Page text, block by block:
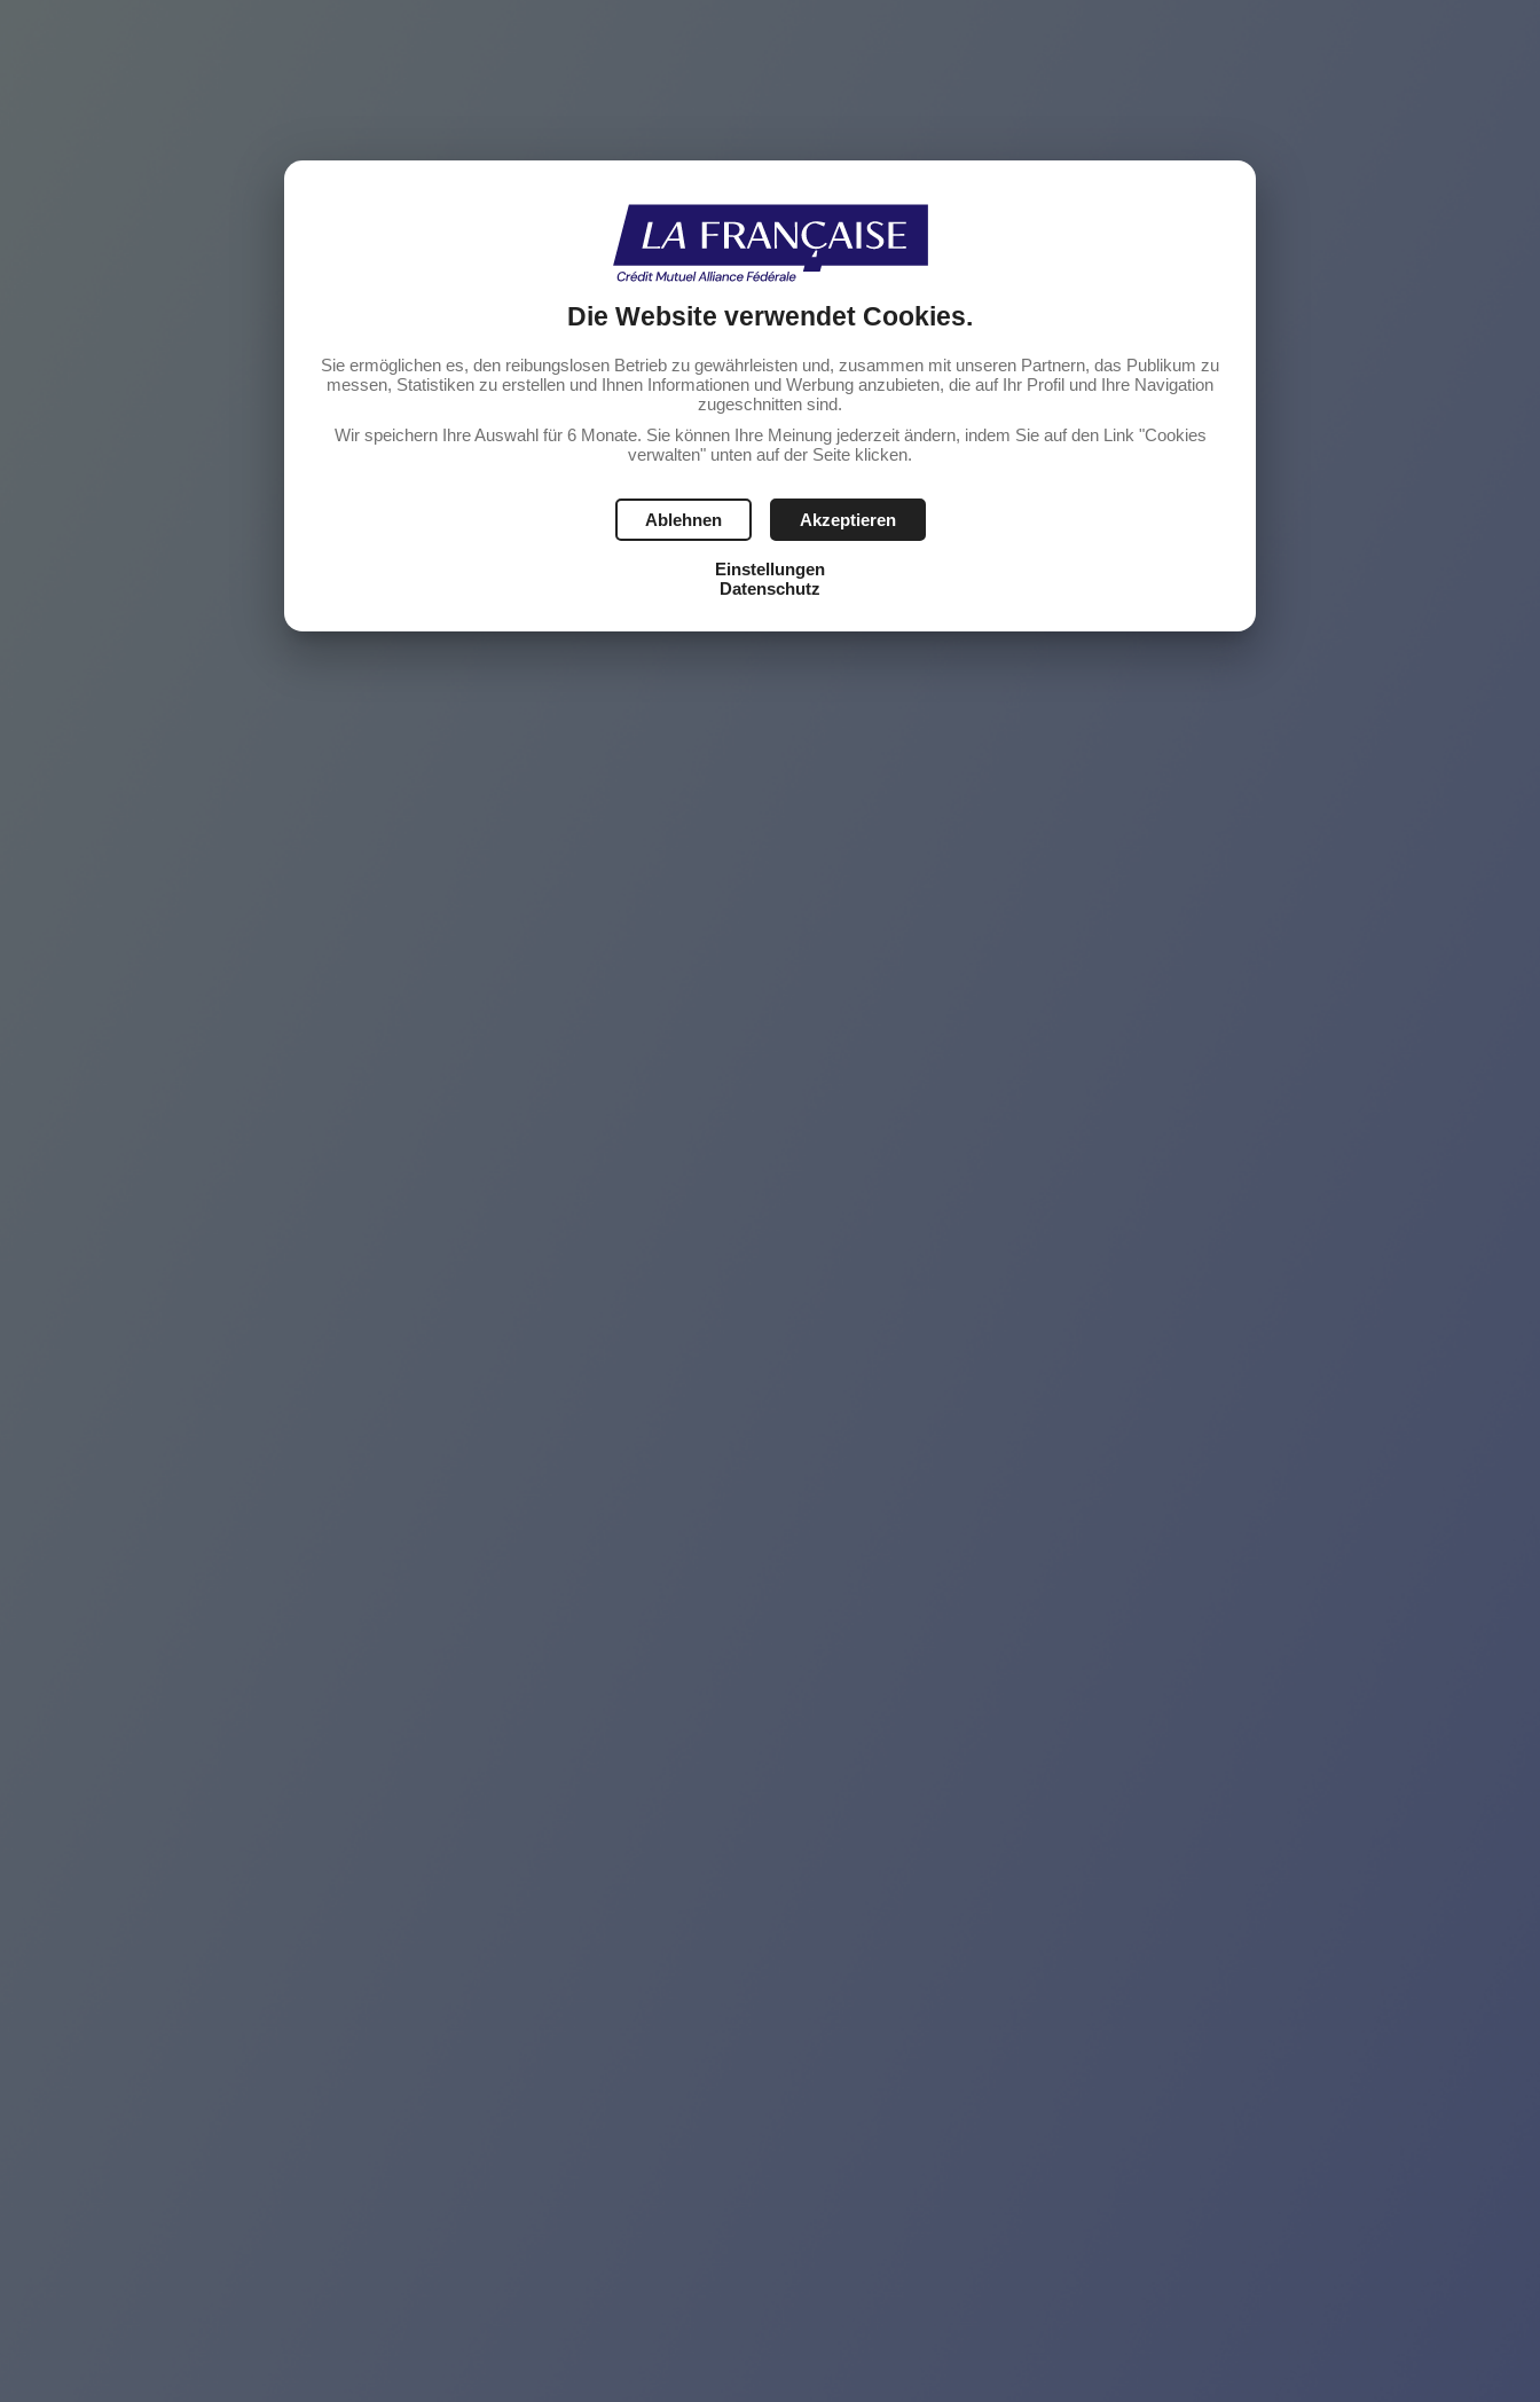
Die Website verwendet Cookies.
Sie ermöglichen es, den reibungslosen Betrieb zu gewährleisten und, zusammen mit unseren Partnern, das Publikum zu
messen, Statistiken zu erstellen und Ihnen Informationen und Werbung anzubieten, die auf Ihr Profil und Ihre Navigation
zugeschnitten sind.
Wir speichern Ihre Auswahl für 6 Monate. Sie können Ihre Meinung jederzeit ändern, indem Sie auf den Link "Cookies
verwalten" unten auf der Seite klicken.
Akzeptieren
Ablehnen
Einstellungen
Datenschutz